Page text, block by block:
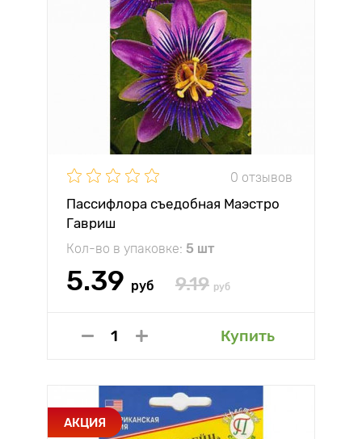
0 отзывов
Пассифлора съедобная Маэстро
Гавриш
Кол-во в упаковке: 5 шт
5.39 руб 9.19 руб
Купить
АКЦИЯ